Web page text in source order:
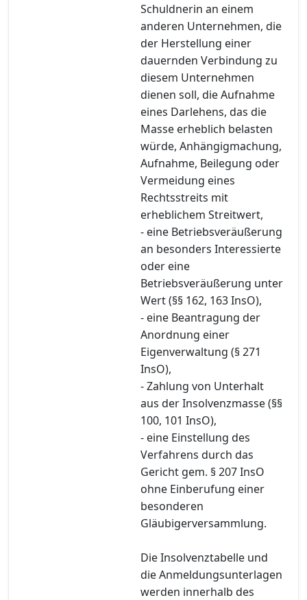
Schuldnerin an einem
anderen Unternehmen, die
der Herstellung einer
dauernden Verbindung zu
diesem Unternehmen
dienen soll, die Aufnahme
eines Darlehens, das die
Masse erheblich belasten
würde, Anhängigmachung,
Aufnahme, Beilegung oder
Vermeidung eines
Rechtsstreits mit
erheblichem Streitwert,
- eine Betriebsveräußerung
an besonders Interessierte
oder eine
Betriebsveräußerung unter
Wert (§§ 162, 163 InsO),
- eine Beantragung der
Anordnung einer
Eigenverwaltung (§ 271
InsO),
- Zahlung von Unterhalt
aus der Insolvenzmasse (§§
100, 101 InsO),
- eine Einstellung des
Verfahrens durch das
Gericht gem. § 207 InsO
ohne Einberufung einer
besonderen
Gläubigerversammlung.
Die Insolvenztabelle und
die Anmeldungsunterlagen
werden innerhalb des